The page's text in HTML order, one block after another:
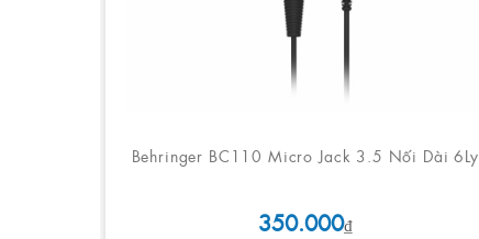
Behringer BC110 Micro Jack 3.5 Nối Dài 6Ly
350.000₫